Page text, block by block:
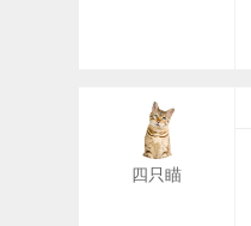
四只瞄